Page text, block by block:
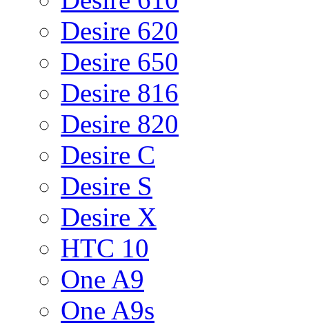
Desire 620
Desire 650
Desire 816
Desire 820
Desire C
Desire S
Desire X
HTC 10
One A9
One A9s